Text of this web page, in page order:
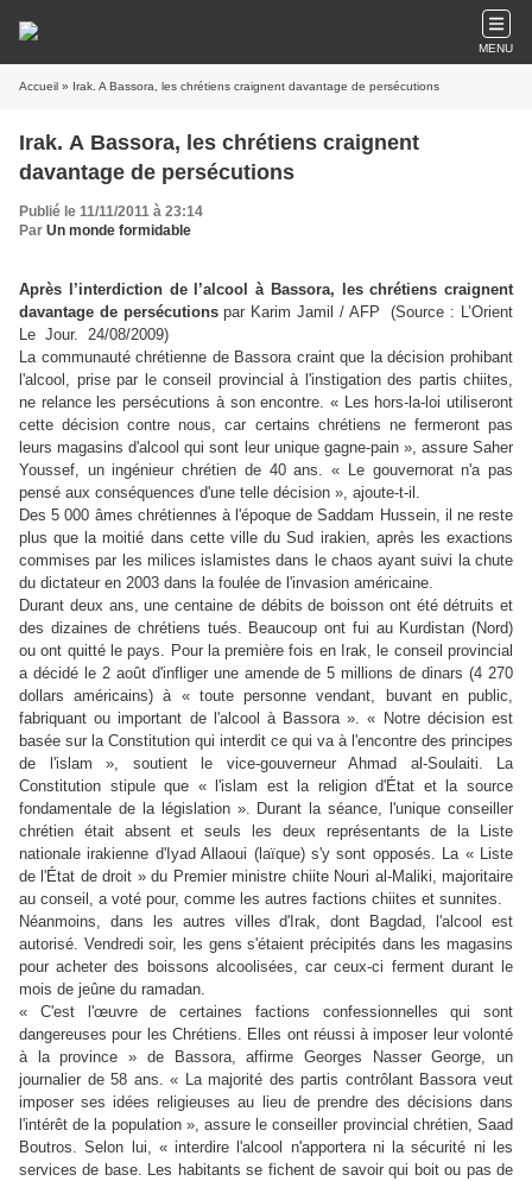
MENU
Accueil » Irak. A Bassora, les chrétiens craignent davantage de persécutions
Irak. A Bassora, les chrétiens craignent
davantage de persécutions
Publié le 11/11/2011 à 23:14
Par Un monde formidable
Après l’interdiction de l’alcool à Bassora, les chrétiens craignent
davantage de persécutions par Karim Jamil / AFP (Source : L’Orient
Le Jour. 24/08/2009)
La communauté chrétienne de Bassora craint que la décision prohibant
l'alcool, prise par le conseil provincial à l'instigation des partis chiites,
ne relance les persécutions à son encontre. « Les hors-la-loi utiliseront
cette décision contre nous, car certains chrétiens ne fermeront pas
leurs magasins d'alcool qui sont leur unique gagne-pain », assure Saher
Youssef, un ingénieur chrétien de 40 ans. « Le gouvernorat n'a pas
pensé aux conséquences d'une telle décision », ajoute-t-il.
Des 5 000 âmes chrétiennes à l'époque de Saddam Hussein, il ne reste
plus que la moitié dans cette ville du Sud irakien, après les exactions
commises par les milices islamistes dans le chaos ayant suivi la chute
du dictateur en 2003 dans la foulée de l'invasion américaine.
Durant deux ans, une centaine de débits de boisson ont été détruits et
des dizaines de chrétiens tués. Beaucoup ont fui au Kurdistan (Nord)
ou ont quitté le pays. Pour la première fois en Irak, le conseil provincial
a décidé le 2 août d'infliger une amende de 5 millions de dinars (4 270
dollars américains) à « toute personne vendant, buvant en public,
fabriquant ou important de l'alcool à Bassora ». « Notre décision est
basée sur la Constitution qui interdit ce qui va à l'encontre des principes
de l'islam », soutient le vice-gouverneur Ahmad al-Soulaiti. La
Constitution stipule que « l'islam est la religion d'État et la source
fondamentale de la législation ». Durant la séance, l'unique conseiller
chrétien était absent et seuls les deux représentants de la Liste
nationale irakienne d'Iyad Allaoui (laïque) s'y sont opposés. La « Liste
de l'État de droit » du Premier ministre chiite Nouri al-Maliki, majoritaire
au conseil, a voté pour, comme les autres factions chiites et sunnites.
Néanmoins, dans les autres villes d'Irak, dont Bagdad, l'alcool est
autorisé. Vendredi soir, les gens s'étaient précipités dans les magasins
pour acheter des boissons alcoolisées, car ceux-ci ferment durant le
mois de jeûne du ramadan.
« C'est l'œuvre de certaines factions confessionnelles qui sont
dangereuses pour les Chrétiens. Elles ont réussi à imposer leur volonté
à la province » de Bassora, affirme Georges Nasser George, un
journalier de 58 ans. « La majorité des partis contrôlant Bassora veut
imposer ses idées religieuses au lieu de prendre des décisions dans
l'intérêt de la population », assure le conseiller provincial chrétien, Saad
Boutros. Selon lui, « interdire l'alcool n'apportera ni la sécurité ni les
services de base. Les habitants se fichent de savoir qui boit ou pas de